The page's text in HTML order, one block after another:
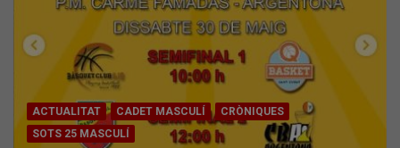
ACTUALITAT CADET MASCULÍ
CRÒNIQUES
SOTS 25 MASCULÍ